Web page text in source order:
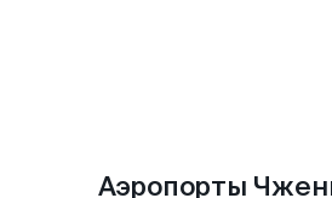
Аэропорты